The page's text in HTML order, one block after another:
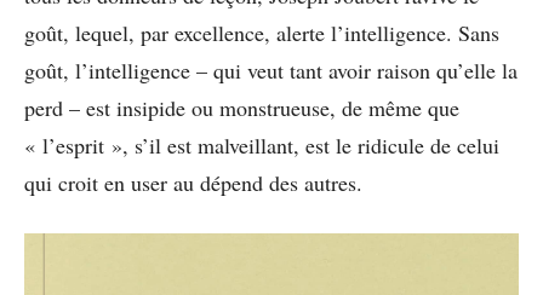
goût, lequel, par excellence, alerte l’intelligence. Sans
goût, l’intelligence – qui veut tant avoir raison qu’elle la
perd – est insipide ou monstrueuse, de même que
« l’esprit », s’il est malveillant, est le ridicule de celui
qui croit en user au dépend des autres.